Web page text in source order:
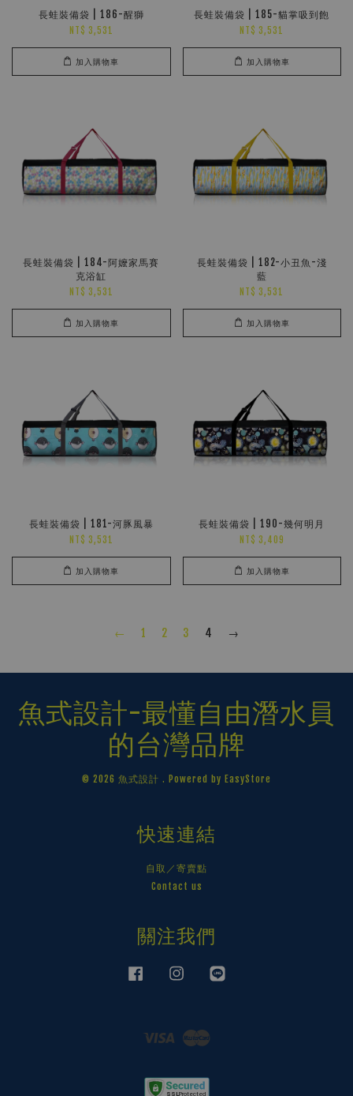
長蛙裝備袋 | 186-醒獅
NT$ 3,531
加入購物車
長蛙裝備袋 | 185-貓掌吸到飽
NT$ 3,531
加入購物車
長蛙裝備袋 | 184-阿嬤家馬賽
克浴缸
NT$ 3,531
加入購物車
長蛙裝備袋 | 182-小丑魚-淺
藍
NT$ 3,531
加入購物車
長蛙裝備袋 | 181-河豚風暴
NT$ 3,531
加入購物車
長蛙裝備袋 | 190-幾何明月
NT$ 3,409
加入購物車
← 1 2 3 4 →
魚式設計-最懂自由潛水員
的台灣品牌
© 2026 魚式設計 . Powered by EasyStore
快速連結
自取／寄賣點
Contact us
關注我們
Facebook Instagram
Visa